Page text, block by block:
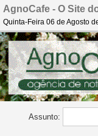
AgnoCafe - O Site
Quinta-Feira 06 de Agosto
Assunto: